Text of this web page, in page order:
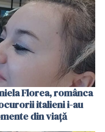
Florea, românca
italieni i-au
din viață